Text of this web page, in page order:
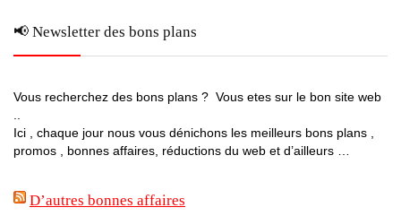
📢 Newsletter des bons plans
Vous recherchez des bons plans ? Vous etes sur le bon site web
Ici , chaque jour nous vous dénichons les meilleurs bons plans ,
promos , bonnes affaires, réductions du web et d’ailleurs …
D’autres bonnes affaires